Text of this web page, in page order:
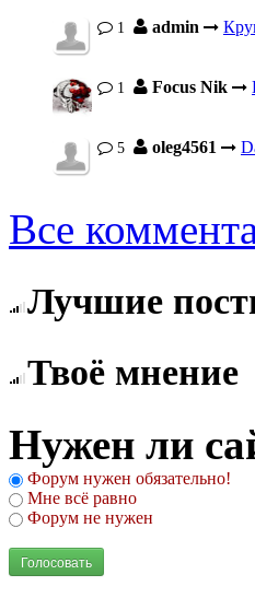
1 admin
1 Focus Nik
5 oleg4561
Все
Лучшие
Твоё мнение
Нужен ли
Форум нужен обязательно!
Мне всё равно
Форум не нужен
Голосовать